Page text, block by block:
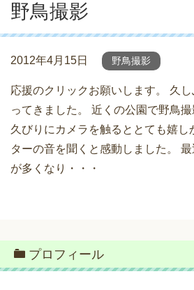
野鳥撮影
2012年4月15日 野鳥撮影
応援のクリックお願いします。 久
ってきました。 近くの公園で野鳥撮
久びりにカメラを触るととても嬉し
ターの音を聞くと感動しました。
が多くなり・・・
プロフィール